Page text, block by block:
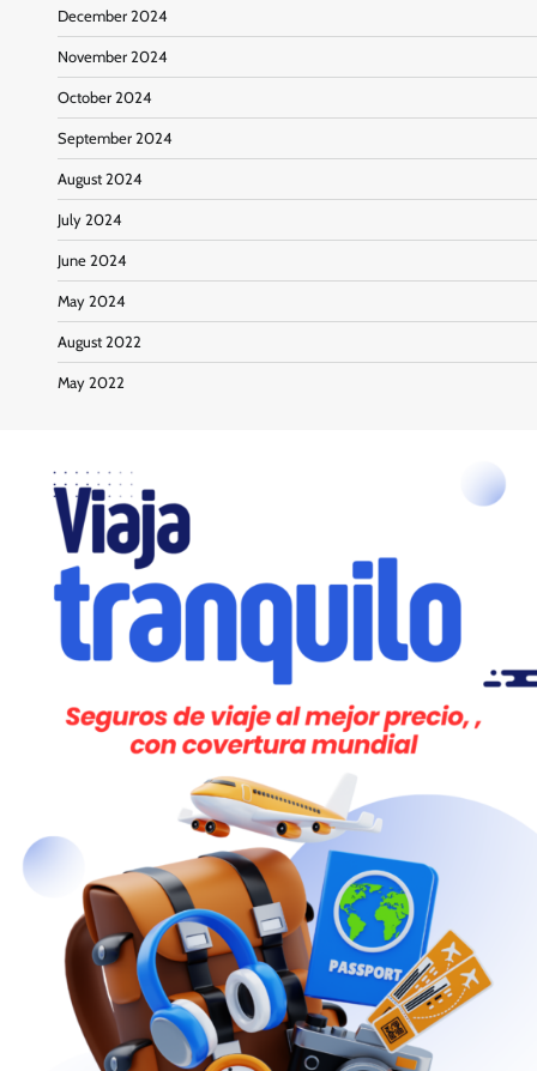
December 2024
November 2024
October 2024
September 2024
August 2024
July 2024
June 2024
May 2024
August 2022
May 2022